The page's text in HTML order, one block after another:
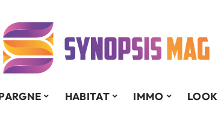
HABITAT IMMO LOOK